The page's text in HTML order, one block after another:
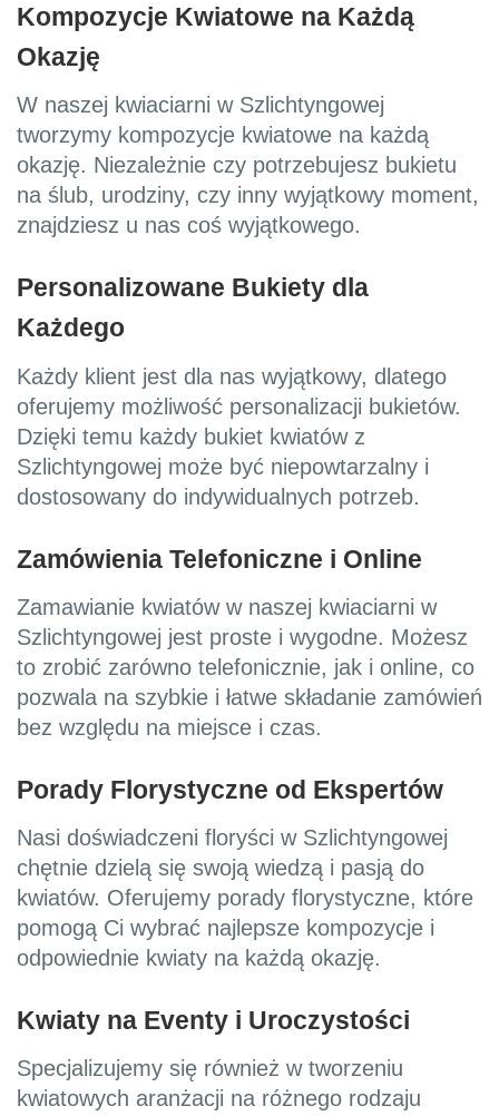
Kompozycje Kwiatowe na Każdą
Okazję
W naszej kwiaciarni w Szlichtyngowej
tworzymy kompozycje kwiatowe na każdą
okazję. Niezależnie czy potrzebujesz bukietu
na ślub, urodziny, czy inny wyjątkowy moment,
znajdziesz u nas coś wyjątkowego.
Personalizowane Bukiety dla
Każdego
Każdy klient jest dla nas wyjątkowy, dlatego
oferujemy możliwość personalizacji bukietów.
Dzięki temu każdy bukiet kwiatów z
Szlichtyngowej może być niepowtarzalny i
dostosowany do indywidualnych potrzeb.
Zamówienia Telefoniczne i Online
Zamawianie kwiatów w naszej kwiaciarni w
Szlichtyngowej jest proste i wygodne. Możesz
to zrobić zarówno telefonicznie, jak i online, co
pozwala na szybkie i łatwe składanie zamówień
bez względu na miejsce i czas.
Porady Florystyczne od Ekspertów
Nasi doświadczeni floryści w Szlichtyngowej
chętnie dzielą się swoją wiedzą i pasją do
kwiatów. Oferujemy porady florystyczne, które
pomogą Ci wybrać najlepsze kompozycje i
odpowiednie kwiaty na każdą okazję.
Kwiaty na Eventy i Uroczystości
Specjalizujemy się również w tworzeniu
kwiatowych aranżacji na różnego rodzaju